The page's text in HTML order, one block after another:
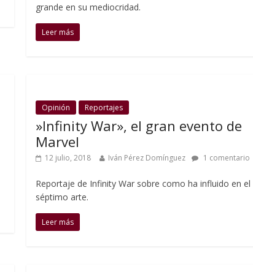
grande en su mediocridad.
Leer más
Opinión Reportajes
»Infinity War», el gran evento de
Marvel
12 julio, 2018 Iván Pérez Domínguez 1 comentario
Reportaje de Infinity War sobre como ha influido en el
séptimo arte.
Leer más